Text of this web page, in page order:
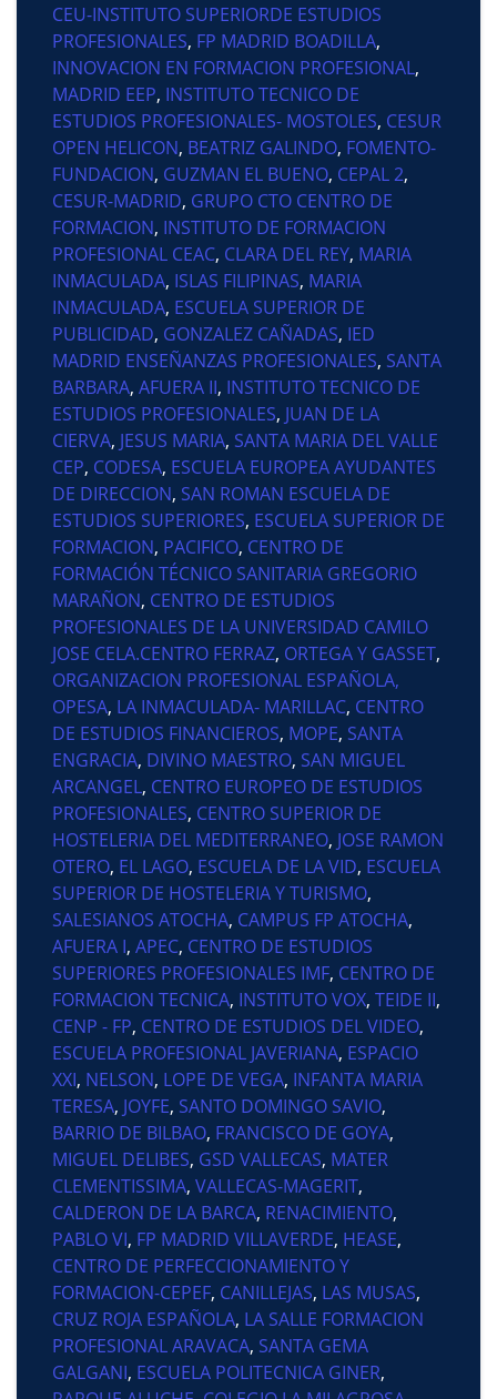
CEU-INSTITUTO SUPERIORDE ESTUDIOS
PROFESIONALES, FP MADRID BOADILLA,
INNOVACION EN FORMACION PROFESIONAL,
MADRID EEP, INSTITUTO TECNICO DE
ESTUDIOS PROFESIONALES- MOSTOLES, CESUR
OPEN HELICON, BEATRIZ GALINDO, FOMENTO-
FUNDACION, GUZMAN EL BUENO, CEPAL 2,
CESUR-MADRID, GRUPO CTO CENTRO DE
FORMACION, INSTITUTO DE FORMACION
PROFESIONAL CEAC, CLARA DEL REY, MARIA
INMACULADA, ISLAS FILIPINAS, MARIA
INMACULADA, ESCUELA SUPERIOR DE
PUBLICIDAD, GONZALEZ CAÑADAS, IED
MADRID ENSEÑANZAS PROFESIONALES, SANTA
BARBARA, AFUERA II, INSTITUTO TECNICO DE
ESTUDIOS PROFESIONALES, JUAN DE LA
CIERVA, JESUS MARIA, SANTA MARIA DEL VALLE
CEP, CODESA, ESCUELA EUROPEA AYUDANTES
DE DIRECCION, SAN ROMAN ESCUELA DE
ESTUDIOS SUPERIORES, ESCUELA SUPERIOR DE
FORMACION, PACIFICO, CENTRO DE
FORMACIÓN TÉCNICO SANITARIA GREGORIO
MARAÑON, CENTRO DE ESTUDIOS
PROFESIONALES DE LA UNIVERSIDAD CAMILO
JOSE CELA.CENTRO FERRAZ, ORTEGA Y GASSET,
ORGANIZACION PROFESIONAL ESPAÑOLA,
OPESA, LA INMACULADA- MARILLAC, CENTRO
DE ESTUDIOS FINANCIEROS, MOPE, SANTA
ENGRACIA, DIVINO MAESTRO, SAN MIGUEL
ARCANGEL, CENTRO EUROPEO DE ESTUDIOS
PROFESIONALES, CENTRO SUPERIOR DE
HOSTELERIA DEL MEDITERRANEO, JOSE RAMON
OTERO, EL LAGO, ESCUELA DE LA VID, ESCUELA
SUPERIOR DE HOSTELERIA Y TURISMO,
SALESIANOS ATOCHA, CAMPUS FP ATOCHA,
AFUERA I, APEC, CENTRO DE ESTUDIOS
SUPERIORES PROFESIONALES IMF, CENTRO DE
FORMACION TECNICA, INSTITUTO VOX, TEIDE II,
CENP - FP, CENTRO DE ESTUDIOS DEL VIDEO,
ESCUELA PROFESIONAL JAVERIANA, ESPACIO
XXI, NELSON, LOPE DE VEGA, INFANTA MARIA
TERESA, JOYFE, SANTO DOMINGO SAVIO,
BARRIO DE BILBAO, FRANCISCO DE GOYA,
MIGUEL DELIBES, GSD VALLECAS, MATER
CLEMENTISSIMA, VALLECAS-MAGERIT,
CALDERON DE LA BARCA, RENACIMIENTO,
PABLO VI, FP MADRID VILLAVERDE, HEASE,
CENTRO DE PERFECCIONAMIENTO Y
FORMACION-CEPEF, CANILLEJAS, LAS MUSAS,
CRUZ ROJA ESPAÑOLA, LA SALLE FORMACION
PROFESIONAL ARAVACA, SANTA GEMA
GALGANI, ESCUELA POLITECNICA GINER,